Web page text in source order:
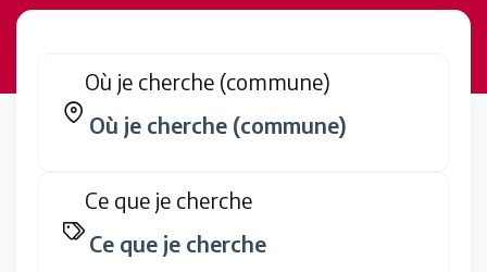
Où je cherche (commune)
Ce que je cherche